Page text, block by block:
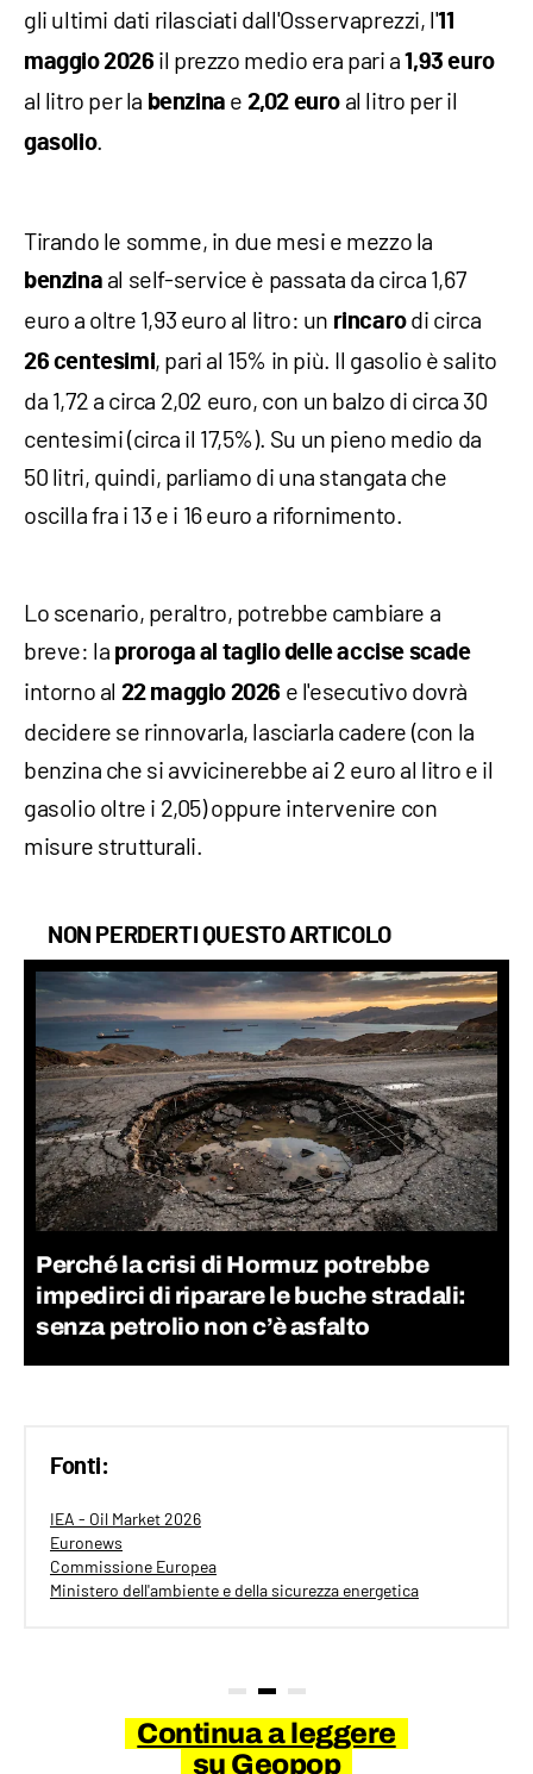
gli ultimi dati rilasciati dall'Osservaprezzi, l'11
maggio 2026 il prezzo medio era pari a1,93 euro
al litro per la benzina e 2,02 euro al litro per il
gasolio.
Tirando le somme, in due mesi e mezzo la
benzina al self-service è passata da circa 1,67
euro a oltre 1,93 euro al litro: un rincarodi circa
26 centesimi, pari al 15% in più. Il gasolio è salito
da 1,72 a circa 2,02 euro, con un balzo di circa 30
centesimi (circa il 17,5%). Su un pieno medio da
50 litri, quindi, parliamo di una stangata che
oscilla fra i 13 e i 16 euro a rifornimento.
Lo scenario, peraltro, potrebbe cambiare a
breve: la proroga al taglio delle accise scade
intorno al 22 maggio 2026 e l'esecutivo dovrà
decidere se rinnovarla, lasciarla cadere (con la
benzina che si avvicinerebbe ai 2 euro al litro e il
gasolio oltre i 2,05) oppure intervenire con
misure strutturali.
NON PERDERTI QUESTO ARTICOLO
Perché la crisi di Hormuz potrebbe
impedirci di riparare le buche stradali:
senza petrolio non c’è asfalto
Fonti:
IEA - Oil Market 2026
Euronews
Commissione Europea
Ministero dell'ambiente e della sicurezza energetica
Continua a leggere
su Geopop